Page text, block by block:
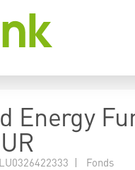
Energy
| Fonds